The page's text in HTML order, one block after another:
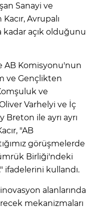
Sanayi ve
Avrupalı
kadar açık olduğunu
AB Komisyonu'nun
ve Gençlikten
ve
Varhelyi ve İç
Breton ile ayrı ayrı
"AB
görüşmelerde
Birliği'ndeki
ifadelerini kullandı.
alanlarında
mekanizmaları